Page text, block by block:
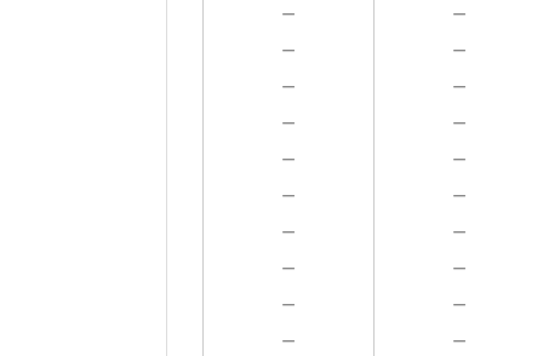
－
－
－
－
－
－
－
－
－
－
－
－
－
－
－
－
－
－
－
－